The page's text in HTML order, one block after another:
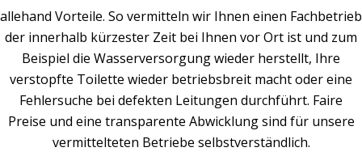
allehand Vorteile. So vermitteln wir Ihnen einen Fachbetrieb
der innerhalb kürzester Zeit bei Ihnen vor Ort ist und zum
Beispiel die Wasserversorgung wieder herstellt, Ihre
verstopfte Toilette wieder betriebsbreit macht oder eine
Fehlersuche bei defekten Leitungen durchführt. Faire
Preise und eine transparente Abwicklung sind für unsere
vermittelteten Betriebe selbstverständlich.